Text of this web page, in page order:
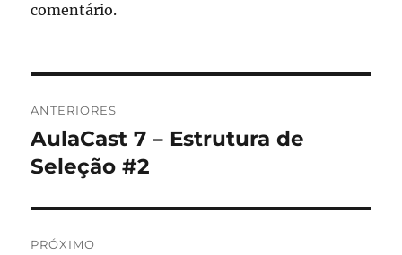
comentário.
de
Post
ANTERIORES
Post
anterior:
AulaCast 7 – Estrutura de
Seleção #2
PRÓXIMO